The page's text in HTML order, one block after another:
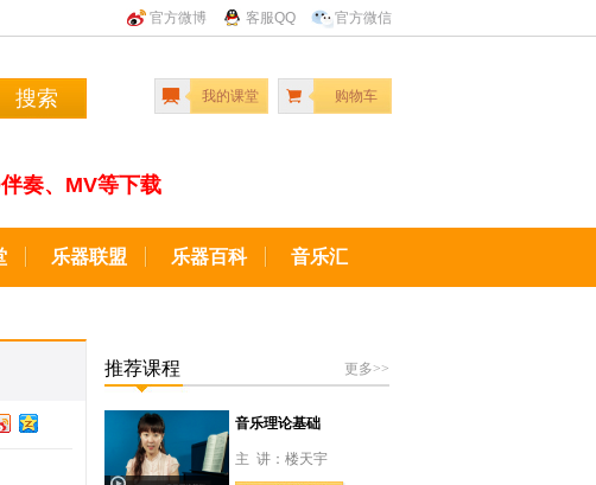
官方微博 客服QQ 官方微信
搜索 我的课堂 购物车
奏、MV等下载
乐器联盟 乐器百科 音乐汇
更多>>
推荐课程
音乐理论基础
主 讲：楼天宇